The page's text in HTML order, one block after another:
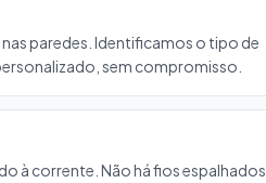
paredes. Identificamos o tipo de
sem compromisso.
à corrente. Não há fios espalhados